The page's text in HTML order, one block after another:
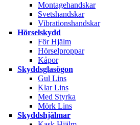
Montagehandskar
Svetshandskar
Vibrationshandskar
Hörselskydd
För Hjälm
Hörselproppar
Kåpor
Skyddsglasögon
Gul Lins
Klar Lins
Med Styrka
Mörk Lins
Skyddshjälmar